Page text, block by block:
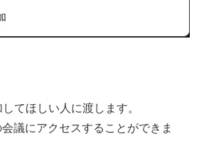
てほしい人に渡します。
議にアクセスすることができま